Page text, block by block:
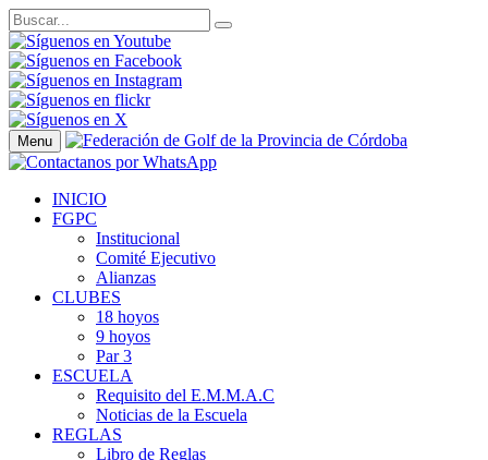
Menu
INICIO
FGPC
Institucional
Comité Ejecutivo
Alianzas
CLUBES
18 hoyos
9 hoyos
Par 3
ESCUELA
Requisito del E.M.M.A.C
Noticias de la Escuela
REGLAS
Libro de Reglas